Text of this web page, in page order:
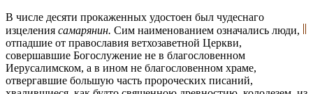
В числе десяти прокаженных удостоен был чудеснаго
изцеления самарянин. Сим наименованием означались люди,
отпадшие от православия ветхозаветной Церкви,
совершавшие Богослужение не в благословенном
Иерусалимском, а в ином не благословенном храме,
отвергавшие большую часть пророческих писаний,